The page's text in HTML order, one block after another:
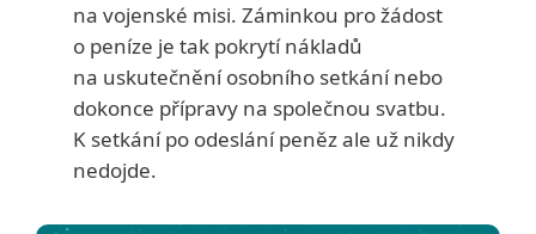
na vojenské misi. Záminkou pro žádost
o peníze je tak pokrytí nákladů
na uskutečnění osobního setkání nebo
dokonce přípravy na společnou svatbu.
K setkání po odeslání peněz ale už nikdy
nedojde.